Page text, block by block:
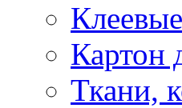
Картон
Ткани,